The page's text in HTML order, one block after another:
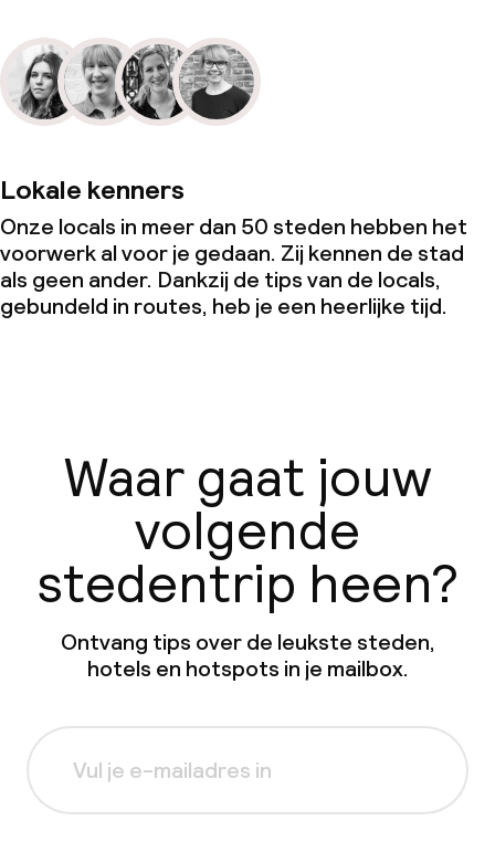
Lokale kenners
Onze locals in meer dan 50 steden hebben het
voorwerk al voor je gedaan. Zij kennen de stad
als geen ander. Dankzij de tips van de locals,
gebundeld in routes, heb je een heerlijke tijd.
Waar gaat jouw
volgende
stedentrip heen?
Ontvang tips over de leukste steden,
hotels en hotspots in je mailbox.